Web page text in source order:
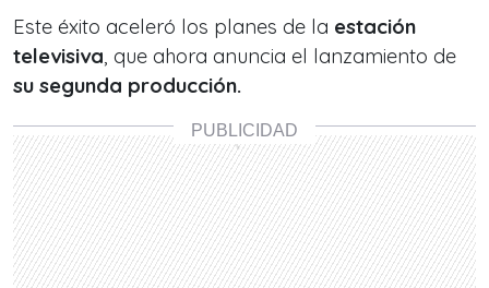
Este éxito aceleró los planes de la estación
televisiva, que ahora anuncia el lanzamiento de
su segunda producción.